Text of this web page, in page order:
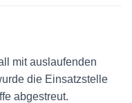
mit auslaufenden
die Einsatzstelle
abgestreut.